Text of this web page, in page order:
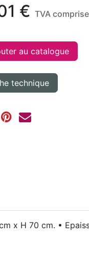
€ TVA comprise
au catalogue
technique
x H 70 cm. •